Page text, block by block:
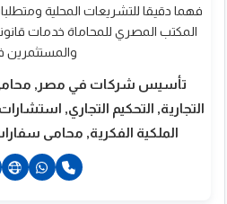
فهما دقيقا للتشريعات المحلية
المكتب المصري للمحاماة خدمات
والمستثمرين
تأسيس شركات في مصر, محامى
التجارية, التحكيم التجاري,
الملكية الفكرية, محامى